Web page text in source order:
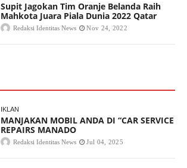
Supit Jagokan Tim Oranje Belanda Raih
Mahkota Juara Piala Dunia 2022 Qatar
Redaksi Identitas News Nov 24, 2022
IKLAN
MANJAKAN MOBIL ANDA DI “CAR SERVICE
REPAIRS MANADO
Redaksi Identitas News Jul 04, 2025